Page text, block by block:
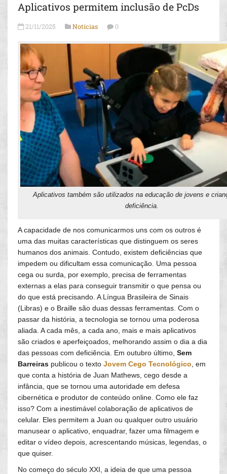
Aplicativos permitem inclusão de PcDs
21/11/2025 Notícias 0
Aplicativos também são utilizados na educação de jovens e
deficiência.
A capacidade de nos comunicarmos uns com os outros é
uma das muitas características que distinguem os seres
humanos dos animais. Contudo, existem deficiências que
impedem ou dificultam essa comunicação. Uma pessoa
cega ou surda, por exemplo, precisa de ferramentas
externas a elas para conseguir transmitir o que pensa ou
do que está precisando. A Língua Brasileira de Sinais
(Libras) e o Braille são duas dessas ferramentas. Com o
passar da história, a tecnologia se tornou uma poderosa
aliada. A cada mês, a cada ano, mais e mais aplicativos
são criados e aperfeiçoados, melhorando assim o dia a dia
das pessoas com deficiência. Em outubro último, Sem
Barreiras publicou o texto Jovem Cego Tecnológico , em
que conta a história de Juan Mathews, cego desde a
infância, que se tornou uma autoridade em defesa
cibernética e produtor de conteúdo online. Como ele faz
isso? Com a inestimável colaboração de aplicativos de
celular. Eles permitem a Juan ou qualquer outro usuário
manusear o aplicativo, enquadrar, fazer uma filmagem e
editar o vídeo depois, acrescentando músicas, legendas, o
que quiser.
No começo do século XXI, a ideia de que uma pessoa